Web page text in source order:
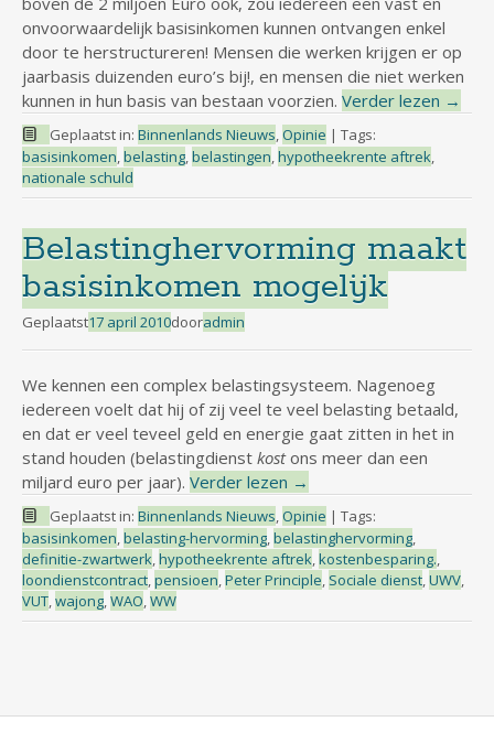
onvoorwaardelijk basisinkomen kunnen ontvangen enkel
door te herstructureren! Mensen die werken krijgen er op
jaarbasis duizenden euro’s bij!, en mensen die niet werken
kunnen in hun basis van bestaan voorzien. Verder lezen →
Geplaatst in: Binnenlands Nieuws, Opinie | Tags:
basisinkomen,belasting,belastingen,hypotheekrente aftrek,
nationale schuld
Belastinghervorming maakt
basisinkomen mogelijk
Geplaatst17 april 2010dooradmin
We kennen een complex belastingsysteem. Nagenoeg
iedereen voelt dat hij of zij veel te veel belasting betaald,
en dat er veel teveel geld en energie gaat zitten in het in
stand houden (belastingdienst kostons meer dan een
miljard euro per jaar). Verder lezen →
Geplaatst in: Binnenlands Nieuws, Opinie | Tags:
basisinkomen,belasting-hervorming,belastinghervorming,
definitie-zwartwerk,hypotheekrente aftrek,kostenbesparing.,
loondienstcontract,pensioen,Peter Principle, Sociale dienst,UWV,
VUT,wajong,WAO,WW